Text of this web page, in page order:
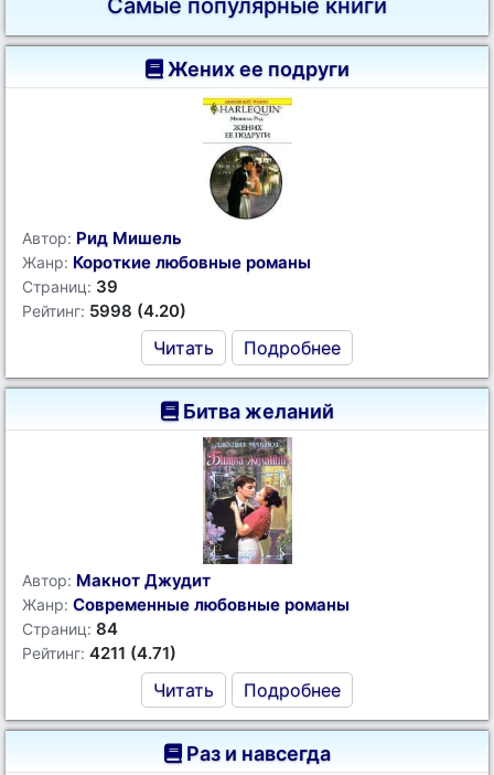
Самые популярные книги
Жених ее подруги
Автор: Рид Мишель
Жанр: Короткие любовные романы
Страниц: 39
Рейтинг: 5998 (4.20)
Читать Подробнее
Битва желаний
Автор: Макнот Джудит
Жанр: Современные любовные романы
Страниц: 84
Рейтинг: 4211 (4.71)
Читать Подробнее
Раз и навсегда